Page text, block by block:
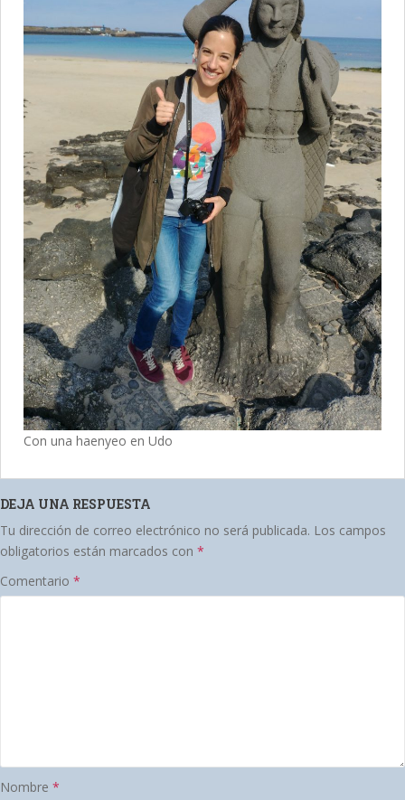
Con una haenyeo en Udo
DEJA UNA RESPUESTA
Tu dirección de correo electrónico no será publicada. Los campos
obligatorios están marcados con *
Comentario *
Nombre *